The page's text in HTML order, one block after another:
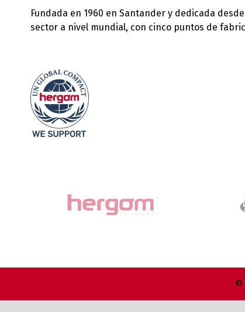
Fundada en 1960 en Santander y dedicada
sector a nivel mundial, con cinco puntos de
©